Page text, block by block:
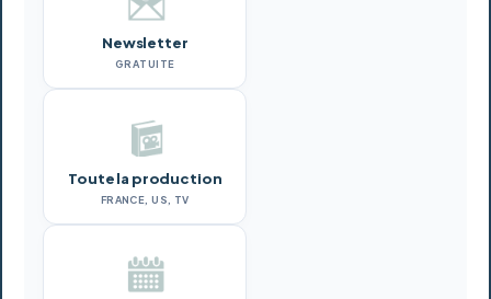
Newsletter
GRATUITE
Toute la production
FRANCE, US, TV